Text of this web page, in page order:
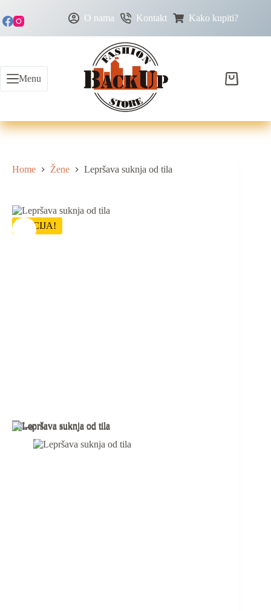
O nama Kontakt Kako kupiti?
Menu
Home Žene Lepršava suknja od tila
AKCIJA!